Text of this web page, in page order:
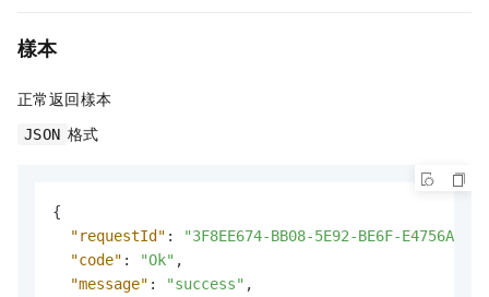
樣本
正常返回樣本
JSON 格式
{
"requestId" :
"3F8EE674-BB08-5E92-BE6F-
"code" : "Ok" ,
"message" : "success" ,